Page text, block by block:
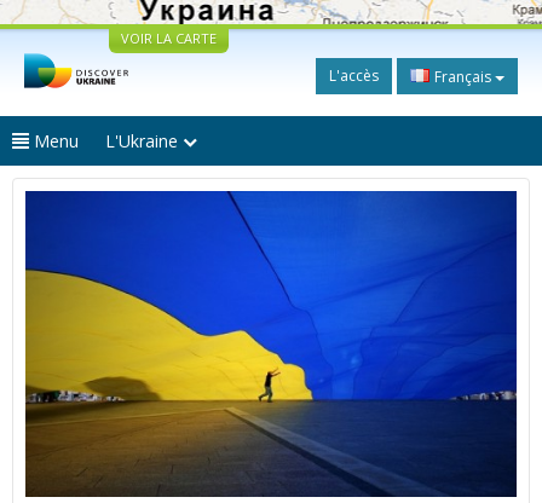
VOIR LA CARTE
L'accès Français
Menu L'Ukraine